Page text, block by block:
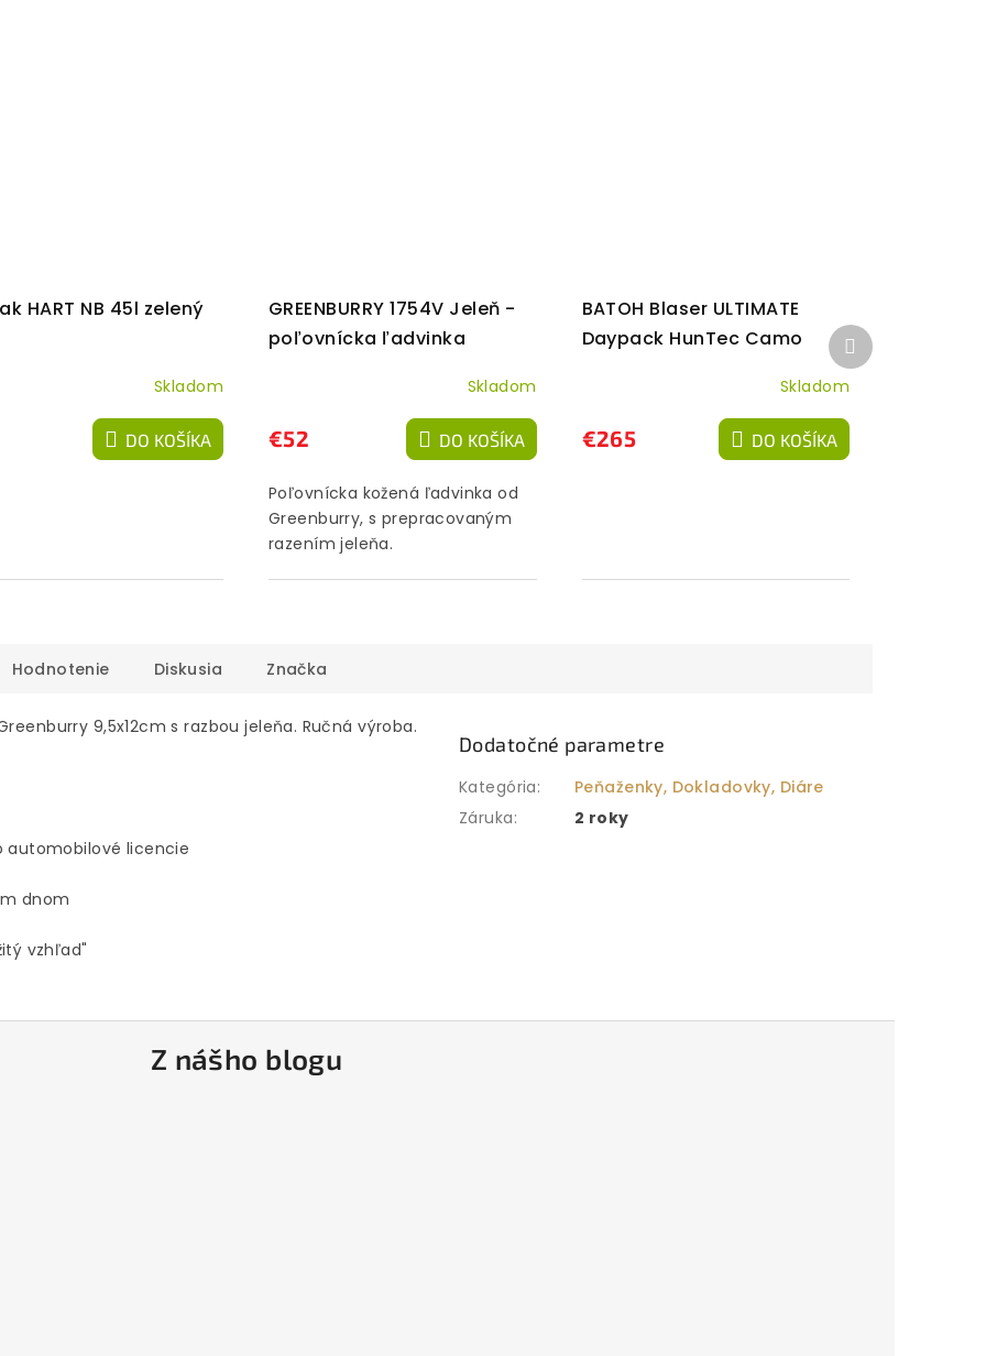
HART NB 45l zelený
Skladom
DO KOŠÍKA
GREENBURRY 1754V Jeleň -
poľovnícka ľadvinka
Skladom
€52 DO KOŠÍKA
Poľovnícka kožená ľadvinka od
Greenburry, s prepracovaným
razením jeleňa.
BATOH Blaser ULTIMATE
Daypack HunTec Camo
Skladom
€265 DO KOŠÍKA
Ďalší
produkt
Hodnotenie Diskusia Značka
9,5x12cm s razbou jeleňa. Ručná výroba.
automobilové licencie
dnom
vzhľad"
Dodatočné parametre
Kategória:
Peňaženky, Dokladovky, Diáre
Záruka: 2 roky
Z nášho blogu